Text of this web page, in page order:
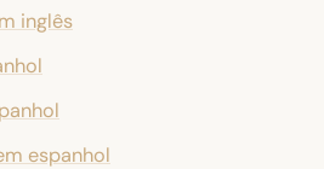
inglês
espanhol